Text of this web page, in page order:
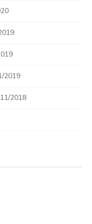
2019
2018